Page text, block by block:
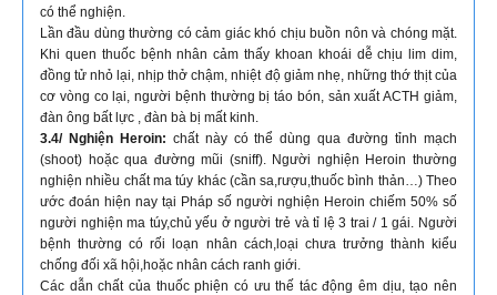
có thể nghiện.
Lần đầu dùng thường có cảm giác khó chịu buồn nôn và chóng mặt.
Khi quen thuốc bệnh nhân cảm thấy khoan khoái dễ chịu lim dim,
đồng tử nhỏ lại, nhịp thở chậm, nhiệt độ giảm nhẹ, những thớ thịt của
cơ vòng co lại, người bệnh thường bị táo bón, sản xuất ACTH giảm,
đàn ông bất lực , đàn bà bị mất kinh.
3.4/ Nghiện Heroin: chất này có thể dùng qua đường tỉnh mạch
(shoot) hoặc qua đường mũi (sniff). Người nghiện Heroin thường
nghiện nhiều chất ma túy khác (cần sa,rượu,thuốc bình thản…) Theo
ước đoán hiện nay tại Pháp số người nghiện Heroin chiếm 50% số
người nghiện ma túy,chủ yếu ở người trẻ và tỉ lệ 3 trai / 1 gái. Người
bệnh thường có rối loạn nhân cách,loại chưa trưởng thành kiểu
chống đối xã hội,hoặc nhân cách ranh giới.
Các dẫn chất của thuốc phiện có ưu thế tác động êm dịu, tạo nên